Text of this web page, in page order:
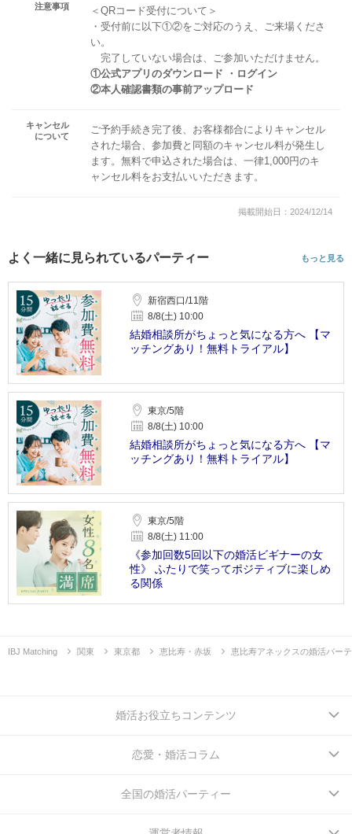
注意事項
＜QRコード受付について＞
・受付前に以下①②をご対応のうえ、ご来場くださ
い。
完了していない場合は、ご参加いただけません。
①公式アプリのダウンロード ・ログイン
②本人確認書類の事前アップロード
キャンセル
について
ご予約手続き完了後、お客様都合によりキャンセル
された場合、参加費と同額のキャンセル料が発生し
ます。無料で申込された場合は、一律1,000円のキ
ャンセル料をお支払いいただきます。
掲載開始日：2024/12/14
よく一緒に見られているパーティー もっと見る
新宿西口/11階
8/8(土) 10:00
結婚相談所がちょっと気になる方へ 【マ
ッチングあり！無料トライアル】
東京/5階
8/8(土) 10:00
結婚相談所がちょっと気になる方へ 【マ
ッチングあり！無料トライアル】
東京/5階
8/8(土) 11:00
《参加回数5回以下の婚活ビギナーの女
性》 ふたりで笑ってポジティブに楽しめ
る関係
IBJ Matching 関東 東京都 恵比寿・赤坂 恵比寿アネックスの婚活パー
婚活お役立ちコンテンツ
恋愛・婚活コラム
全国の婚活パーティー